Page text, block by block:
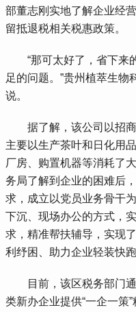
部董志刚实地了解企业经
留抵退税相关税惠政策。
“那可太好了，省下来
足的问题。”贵州植萃生物
说。
据了解，该公司以招商
主要以生产茶叶和日化用
厂房、购置机器等消耗了
务局了解到企业的困难后
求，成立以党员业务骨干
下沉、现场办公的方式，
求，精准帮扶辅导，实现
利纾困、助力企业轻装快
目前，该区税务部门通
类新办企业提供“一企一策